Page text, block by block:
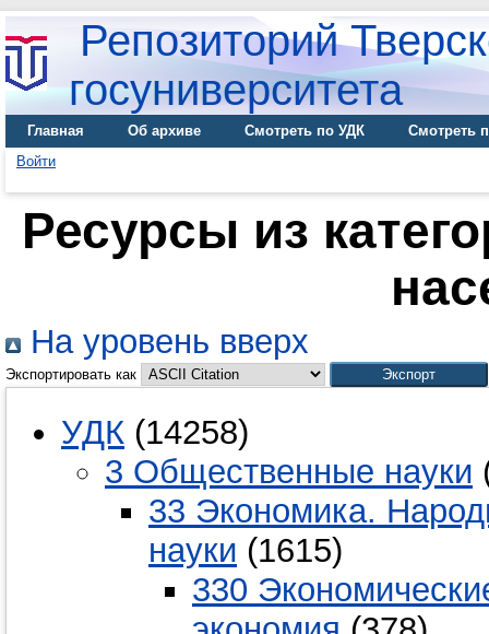
Репозиторий
госуниверситета
Главная Об архиве Смотреть по УДК
Смотреть
Войти
Ресурсы из
На уровень вверх
Экспортировать как
УДК (14258)
3 Общественные науки
33 Экономика.
науки (1615)
330